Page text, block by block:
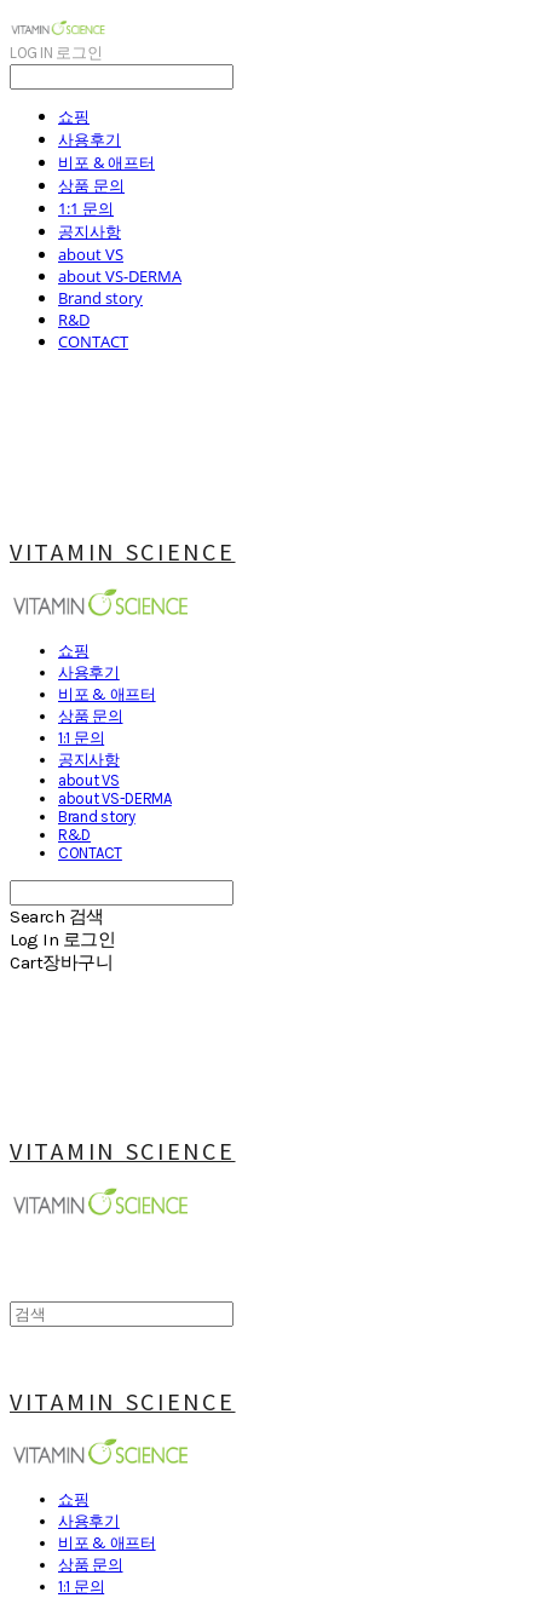
LOG IN 로그인
쇼핑
사용후기
비포 & 애프터
상품 문의
1:1 문의
공지사항
about VS
about VS-DERMA
Brand story
R&D
CONTACT
VITAMIN SCIENCE
쇼핑
사용후기
비포 & 애프터
상품 문의
1:1 문의
공지사항
about VS
about VS-DERMA
Brand story
R&D
CONTACT
Search 검색
Log In 로그인
Cart장바구니
VITAMIN SCIENCE
VITAMIN SCIENCE
쇼핑
사용후기
비포 & 애프터
상품 문의
1:1 문의